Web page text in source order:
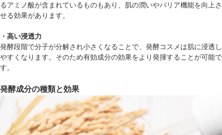
るアミノ酸が含まれているものもあり、肌の潤いやバリア機能を向上さ
せる効果があります。
・高い浸透力
発酵段階で分子が分解され小さくなることで、発酵コスメは肌に浸透し
やすくなります。そのため有効成分の効果をより発揮することが可能で
す。
発酵成分の種類と効果